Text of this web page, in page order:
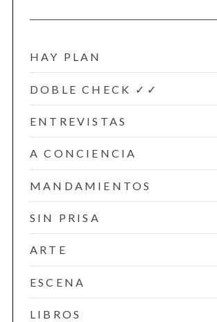
HAY PLAN
DOBLE CHECK ✓✓
ENTREVISTAS
A CONCIENCIA
MANDAMIENTOS
SIN PRISA
ARTE
ESCENA
LIBROS